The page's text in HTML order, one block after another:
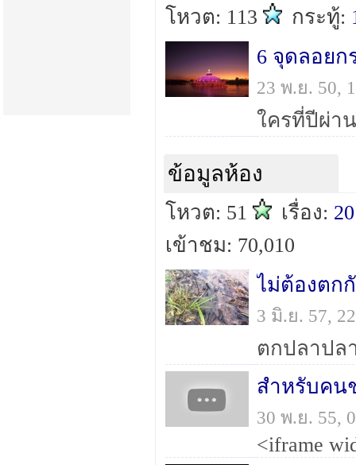
โหวต: 113 กระทู้:
6 จุดลอยก
23 พ.ย. 50,
ข้อมูลห้อง
โหวต: 51 เรื่อง: 20
เข้าชม: 70,010
3 มิ.ย. 57,
ตกปลาปล
สำหรับคน
30 พ.ย. 55,